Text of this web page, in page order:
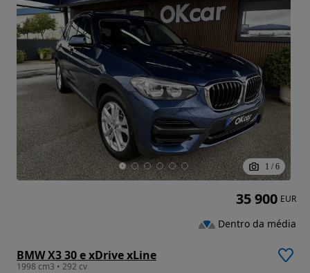
1 / 6
BMW X3 30 e xDrive xLine
1998 cm3 • 292 cv
35 900 EUR
Dentro da média